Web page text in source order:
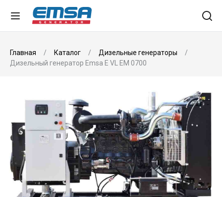
Главная Каталог
Дизельные генераторы
Дизельный генератор Emsa E VL EM 0700